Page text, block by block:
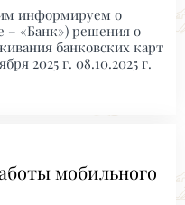
информируем о
– «Банк») решения о
банковских карт
2025 г. 08.10.2025 г.
мобильного